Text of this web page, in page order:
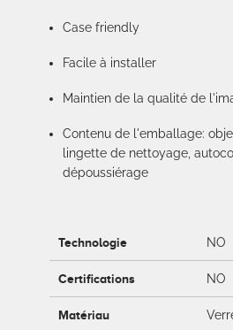
Case friendly
Facile à installer
Maintien de la qualité de
Contenu de l'emballage:
lingette de nettoyage,
dépoussiérage
Technologie NO
Certifications NO
Matériau